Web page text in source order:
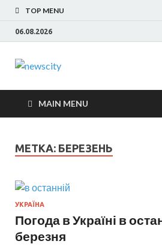
TOP MENU
06.08.2026
свежие
сегодня
сегодня. События
политика, дтп, новости
MAIN MENU
МЕТКА: БЕРЕЗЕНЬ
УКРАЇНА
Погода в Україні в
березня